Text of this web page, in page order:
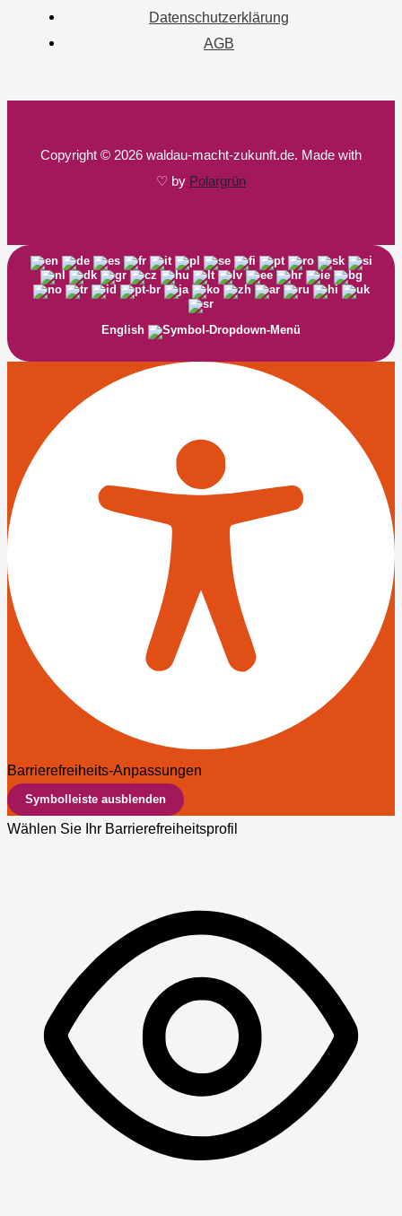
Datenschutzerklärung
AGB
Copyright © 2026 waldau-macht-zukunft.de. Made with
♡ by Polargrün
English
Barrierefreiheits-Anpassungen
Symbolleiste ausblenden
Wählen Sie Ihr Barrierefreiheitsprofil